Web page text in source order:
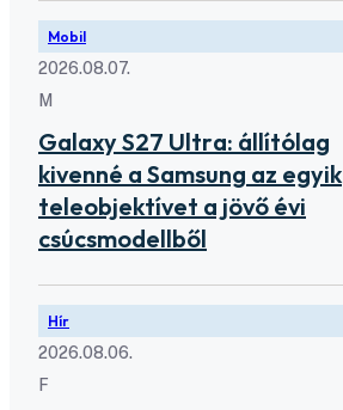
Mobil
2026.08.07.
M
Galaxy S27 Ultra: állítólag
kivenné a Samsung az egyik
teleobjektívet a jövő évi
csúcsmodellből
Hír
2026.08.06.
F